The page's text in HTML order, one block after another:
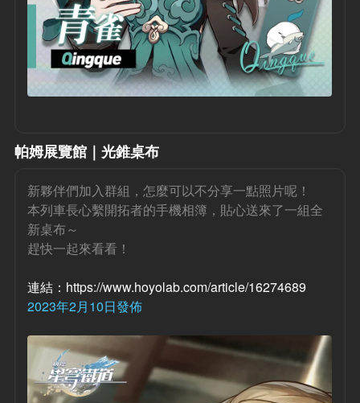
帕姆展覽館｜光錐桌布
新夥伴們加入群組，怎麼可以不分享一點照片呢！
本列車長心繫開拓者的手機相簿，貼心送來了一組全
新桌布～
趕快一起來看看！
連結：https://www.hoyolab.com/article/16274689
2023年2月10日發佈